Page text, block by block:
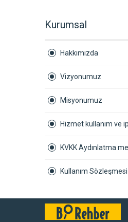
Kurumsal
Hakkımızda
Vizyonumuz
Misyonumuz
Hizmet kullanım ve
KVKK Aydınlatma
Kullanım Sözleşmesi